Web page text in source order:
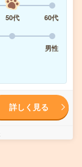
50代
60代
男性
詳しく見る